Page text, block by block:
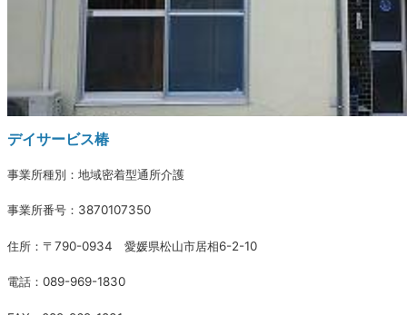
デイサービス椿
事業所種別：地域密着型通所介護
事業所番号：3870107350
住所：〒790-0934 愛媛県松山市居相6-2-10
電話：089-969-1830